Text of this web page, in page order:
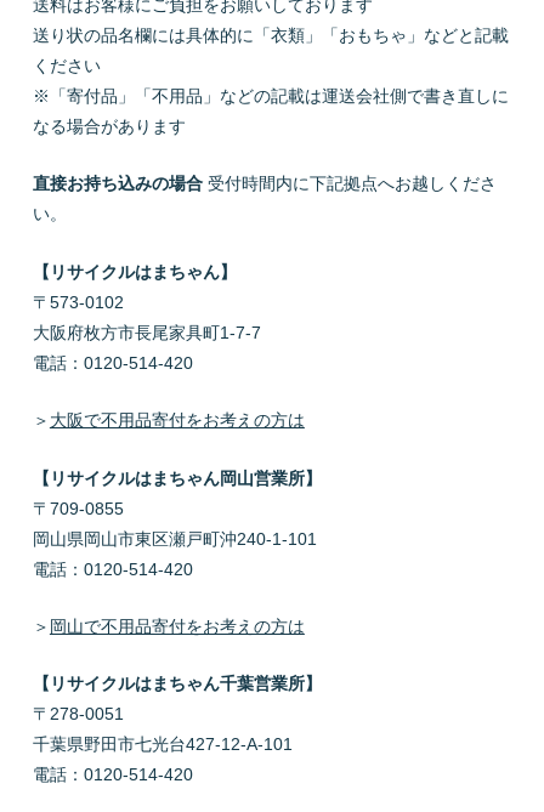
送料はお客様にご負担をお願いしております
送り状の品名欄には具体的に「衣類」「おもちゃ」などと記載
ください
※「寄付品」「不用品」などの記載は運送会社側で書き直しに
なる場合があります
直接お持ち込みの場合受付時間内に下記拠点へお越しくださ
い。
【リサイクルはまちゃん】
〒573-0102
大阪府枚方市長尾家具町1-7-7
電話：0120-514-420
＞ 大阪で不用品寄付をお考えの方は
【リサイクルはまちゃん岡山営業所】
〒709-0855
岡山県岡山市東区瀬戸町沖240-1-101
電話：0120-514-420
＞ 岡山で不用品寄付をお考えの方は
【リサイクルはまちゃん千葉営業所】
〒278-0051
千葉県野田市七光台427-12-A-101
電話：0120-514-420